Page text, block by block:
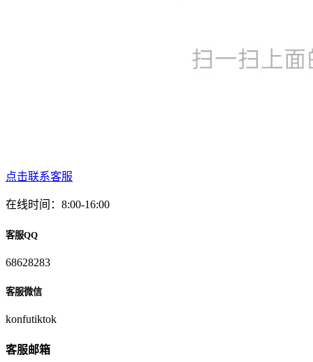
点击联系客服
在线时间：8:00-16:00
客服QQ
68628283
客服微信
konfutiktok
客服邮箱